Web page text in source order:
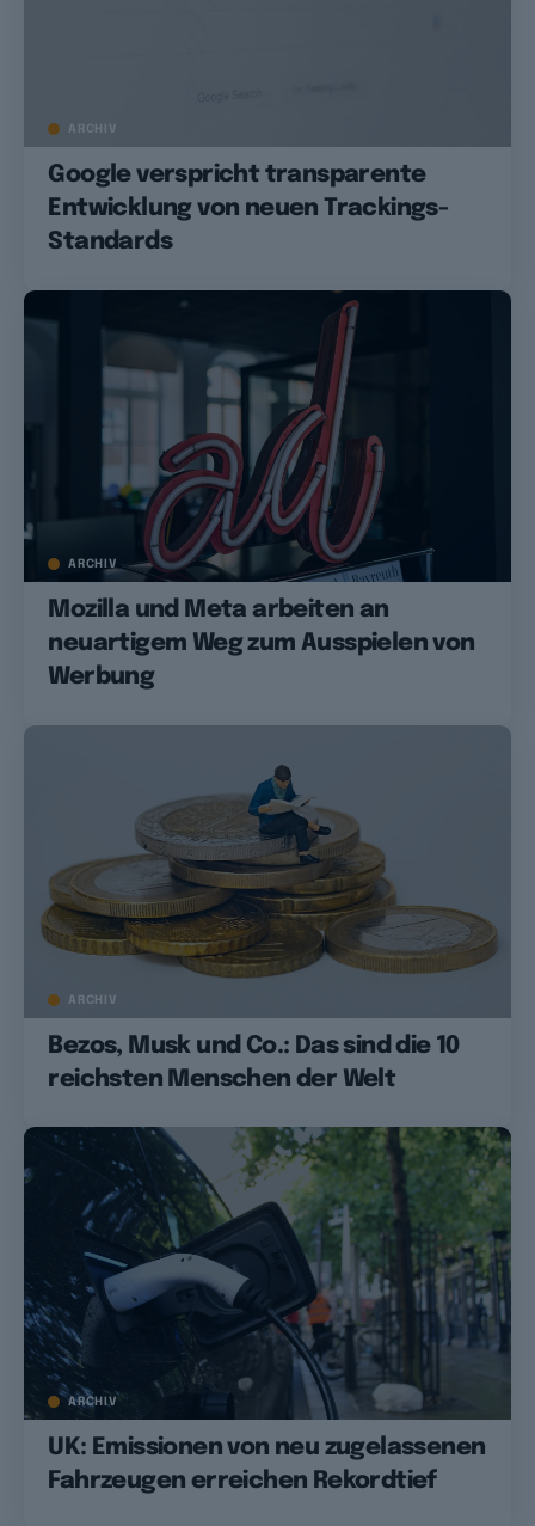
ARCHIV
Google verspricht transparente
Entwicklung von neuen Trackings-
Standards
ARCHIV
Mozilla und Meta arbeiten an
neuartigem Weg zum Ausspielen von
Werbung
ARCHIV
Bezos, Musk und Co.: Das sind die 10
reichsten Menschen der Welt
ARCHIV
UK: Emissionen von neu zugelassenen
Fahrzeugen erreichen Rekordtief